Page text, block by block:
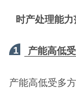
时产处理能
1 产能高低
产能高低受多